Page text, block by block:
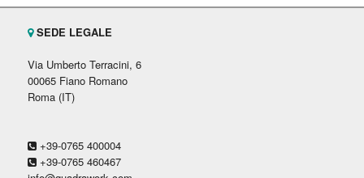
SEDE LEGALE
Via Umberto Terracini, 6
00065 Fiano Romano
Roma (IT)
+39-0765 400004
+39-0765 460467